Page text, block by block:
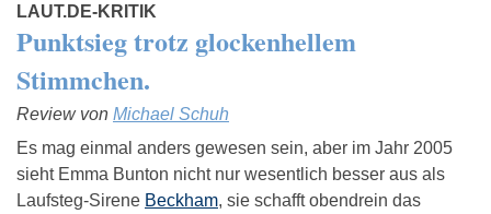
LAUT.DE-KRITIK
Punktsieg trotz glockenhellem
Stimmchen.
Review von Michael Schuh
Es mag einmal anders gewesen sein, aber im Jahr 2005
sieht Emma Bunton nicht nur wesentlich besser aus als
Laufsteg-Sirene Beckham, sie schafft obendrein das